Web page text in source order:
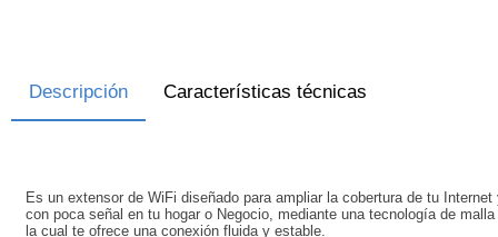
Descripción Características técnicas
Es un extensor de WiFi diseñado para ampliar la cobertura de tu
con poca señal en tu hogar o Negocio, mediante una tecnología de
la cual te ofrece una conexión fluida y estable.